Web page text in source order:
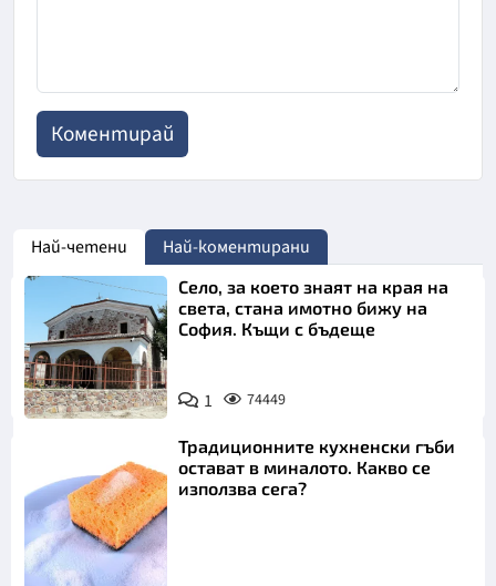
Най-четени Най-коментирани
Село, за което знаят на края на
света, стана имотно бижу на
София. Къщи с бъдеще
1 74449
Традиционните кухненски гъби
остават в миналото. Какво се
използва сега?